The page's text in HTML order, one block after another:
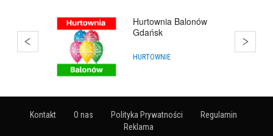
Hurtownia Animatora
Rzeszów
HURTOWNIE
Kontakt O nas Polityka Prywatności
Regulamin
Reklama